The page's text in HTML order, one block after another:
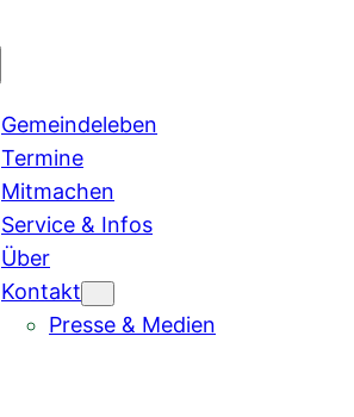
Gemeindeleben
Termine
Mitmachen
Service & Infos
Über
Kontakt
Presse & Medien